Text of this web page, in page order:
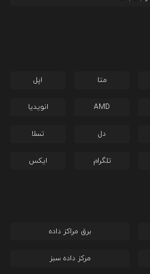
متا اپل
AMD انویدیا
دل تسلا
تلگرام ایکس
برق مراکز داده
مرکز داده سبز